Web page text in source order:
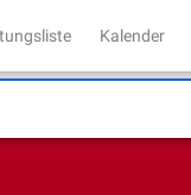
Kalender